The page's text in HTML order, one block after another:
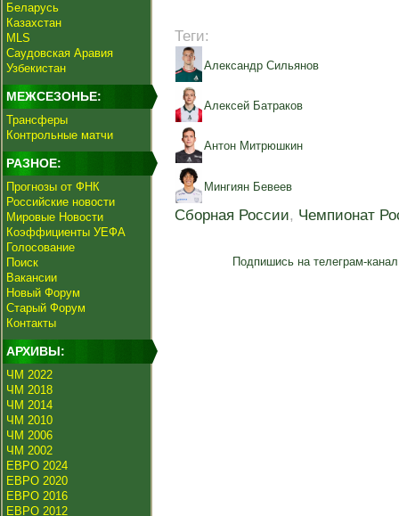
Беларусь
Казахстан
MLS
Саудовская Аравия
Узбекистан
МЕЖСЕЗОНЬЕ:
Трансферы
Контрольные матчи
РАЗНОЕ:
Прогнозы от ФНК
Российские новости
Мировые Новости
Коэффициенты УЕФА
Голосование
Поиск
Вакансии
Новый Форум
Старый Форум
Контакты
АРХИВЫ:
ЧМ 2022
ЧМ 2018
ЧМ 2014
ЧМ 2010
ЧМ 2006
ЧМ 2002
ЕВРО 2024
ЕВРО 2020
ЕВРО 2016
ЕВРО 2012
Теги:
Александр Сильянов
Алексей Батраков
Антон Митрюшкин
Мингиян Бевеев
Сборная России, Чемпионат
Подпишись на телеграм-